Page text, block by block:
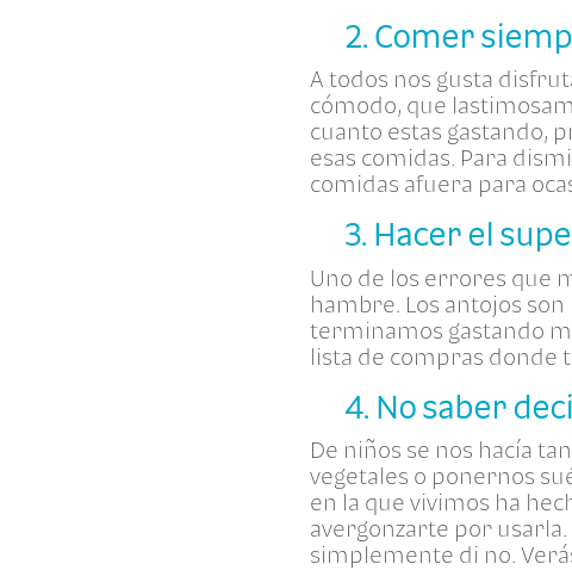
2. Comer
A todos nos gusta
cómodo, que
cuanto estas gastando,
esas comidas. Para
comidas afuera para
3. Hacer el
Uno de los errores que
hambre. Los antojos
terminamos gastando
lista de compras donde
4. No saber
De niños se nos hacía
vegetales o ponernos
en la que vivimos ha
avergonzarte por
simplemente di no.